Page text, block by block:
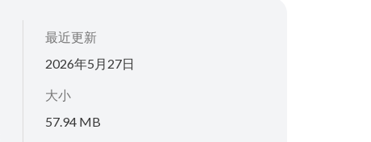
最近更新
2026年5月27日
大小
57.94 MB